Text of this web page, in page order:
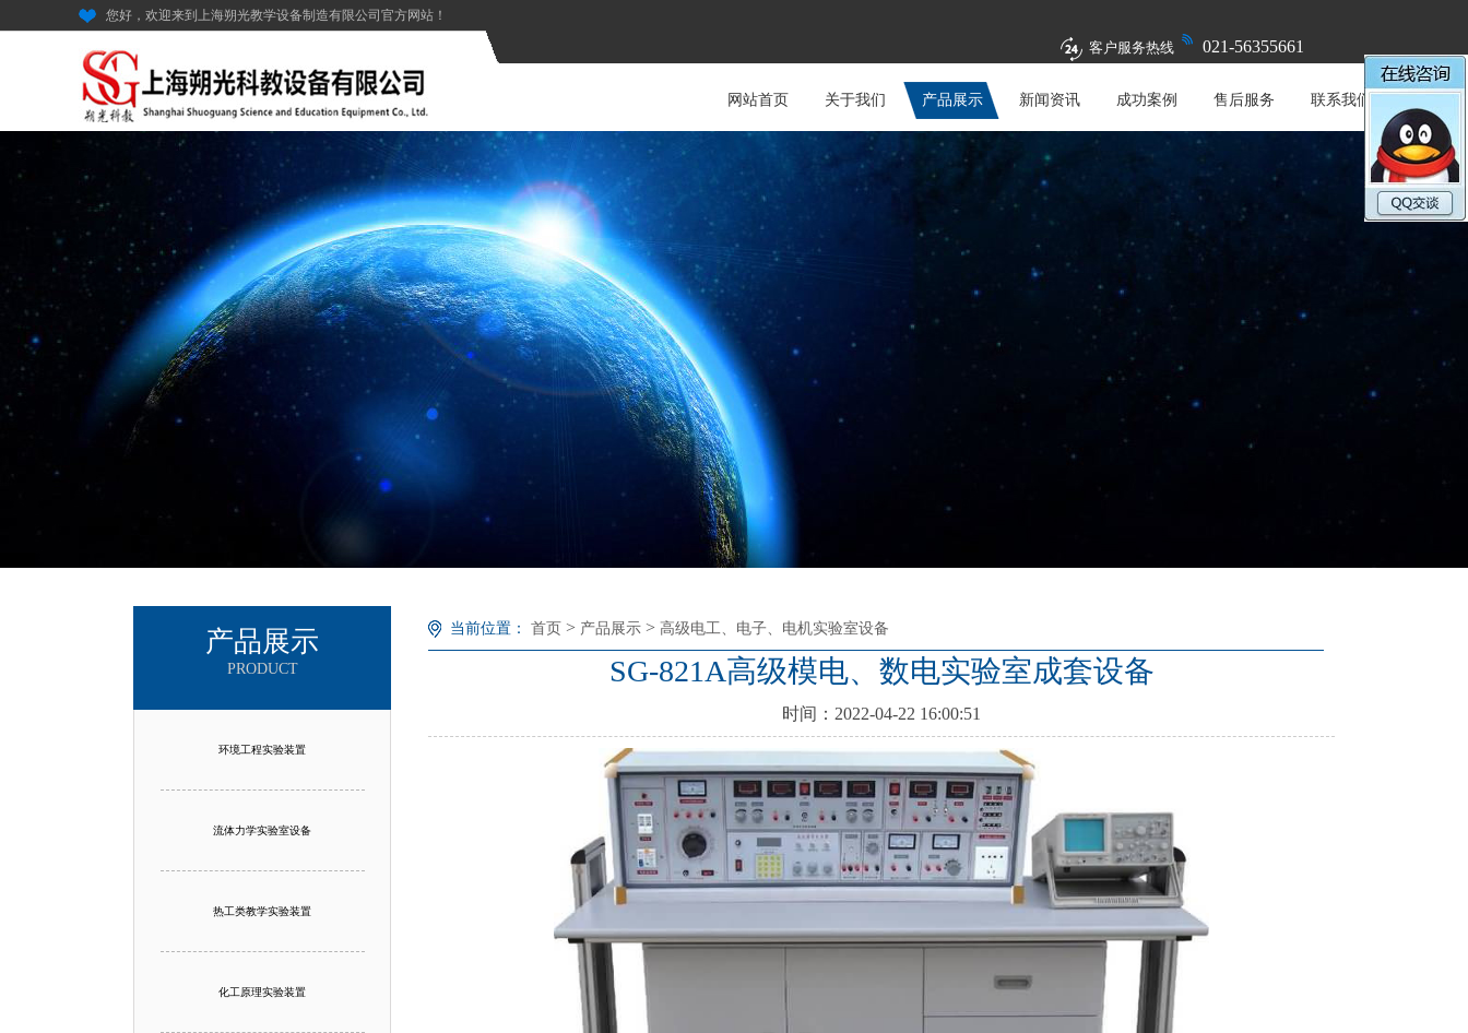
您好，欢迎来到上海朔光教学设备制造有限公司官方网站！
客户服务热线 021-56355661
网站首页 关于我们 产品展示 新闻资讯 成功案例 售后服务 联系我们
产品展示
PRODUCT
环境工程实验装置
流体力学实验室设备
热工类教学实验装置
化工原理实验装置
当前位置： 首页 > 产品展示 > 高级电工、电子、电机实验室设备
SG-821A高级模电、数电实验室成套设备
时间：2022-04-22 16:00:51